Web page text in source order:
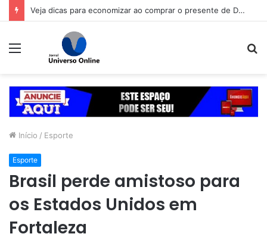
Veja dicas para economizar ao comprar o presente de Dia dos Pais
Menu
Início / Esporte
Esporte
Brasil perde amistoso para
os Estados Unidos em
Fortaleza